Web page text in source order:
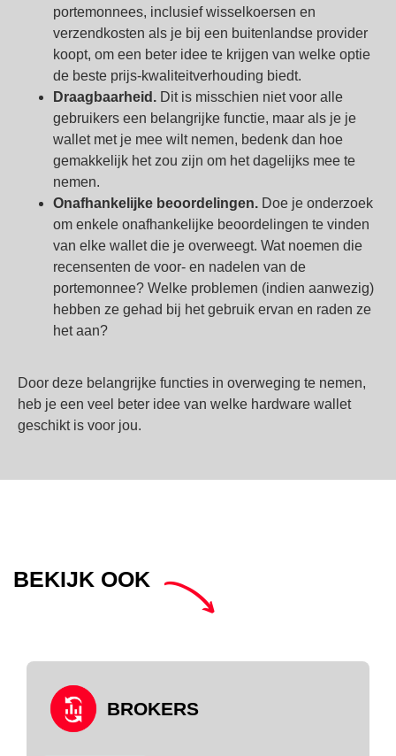
portemonnees, inclusief wisselkoersen en
verzendkosten als je bij een buitenlandse provider
koopt, om een beter idee te krijgen van welke optie
de beste prijs-kwaliteitverhouding biedt.
Draagbaarheid. Dit is misschien niet voor alle
gebruikers een belangrijke functie, maar als je je
wallet met je mee wilt nemen, bedenk dan hoe
gemakkelijk het zou zijn om het dagelijks mee te
nemen.
Onafhankelijke beoordelingen. Doe je onderzoek
om enkele onafhankelijke beoordelingen te vinden
van elke wallet die je overweegt. Wat noemen die
recensenten de voor- en nadelen van de
portemonnee? Welke problemen (indien aanwezig)
hebben ze gehad bij het gebruik ervan en raden ze
het aan?
Door deze belangrijke functies in overweging te nemen,
heb je een veel beter idee van welke hardware wallet
geschikt is voor jou.
BEKIJK OOK
BROKERS